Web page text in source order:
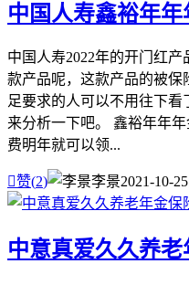
中国人寿鑫裕年
中国人寿2022年的开门红
款产品呢，这款产品的被保
足要求的人可以不用往下
来分析一下吧。 鑫裕年年
费明年就可以领...
赞(2) 李景2021-10-25
中意真爱久久养